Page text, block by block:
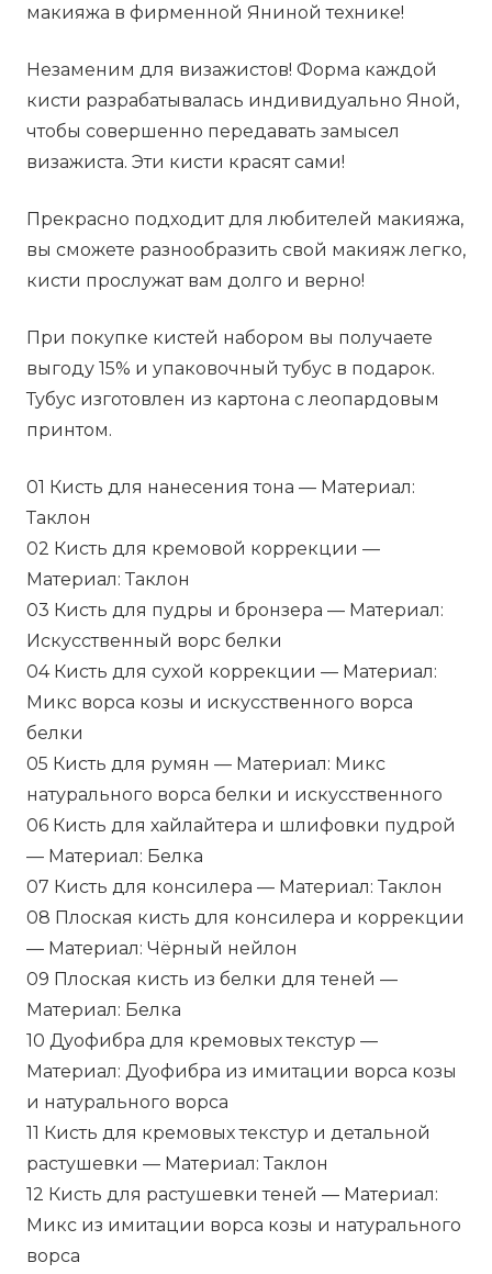
макияжа в фирменной Яниной технике!
Незаменим для визажистов! Форма каждой
кисти разрабатывалась индивидуально Яной,
чтобы совершенно передавать замысел
визажиста. Эти кисти красят сами!
Прекрасно подходит для любителей макияжа,
вы сможете разнообразить свой макияж легко,
кисти прослужат вам долго и верно!
При покупке кистей набором вы получаете
выгоду 15% и упаковочный тубус в подарок.
Тубус изготовлен из картона с леопардовым
принтом.
01 Кисть для нанесения тона — Материал:
Таклон
02 Кисть для кремовой коррекции —
Материал: Таклон
03 Кисть для пудры и бронзера — Материал:
Искусственный ворс белки
04 Кисть для сухой коррекции — Материал:
Микс ворса козы и искусственного ворса
белки
05 Кисть для румян — Материал: Микс
натурального ворса белки и искусственного
06 Кисть для хайлайтера и шлифовки пудрой
— Материал: Белка
07 Кисть для консилера — Материал: Таклон
08 Плоская кисть для консилера и коррекции
— Материал: Чёрный нейлон
09 Плоская кисть из белки для теней —
Материал: Белка
10 Дуофибра для кремовых текстур —
Материал: Дуофибра из имитации ворса козы
и натурального ворса
11 Кисть для кремовых текстур и детальной
растушевки — Материал: Таклон
12 Кисть для растушевки теней — Материал:
Микс из имитации ворса козы и натурального
ворса